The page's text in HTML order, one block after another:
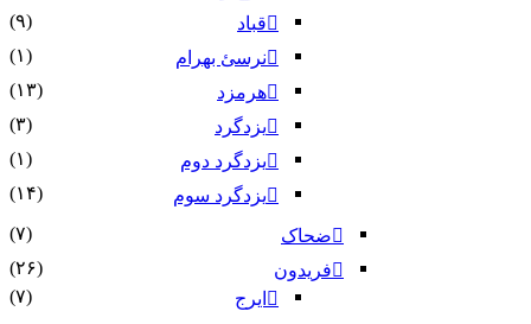
قباد
(۹)
نرسئ بهرام‏
(۱)
هرمزد
(۱۳)
یزدگرد
(۳)
یزدگرد دوم
(۱)
یزدگرد سوم
(۱۴)
ضحاک
(۷)
فریدون
(۲۶)
ایرج
(۷)